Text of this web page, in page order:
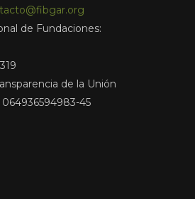
de Fundaciones:
de la Unión
064936594983-45